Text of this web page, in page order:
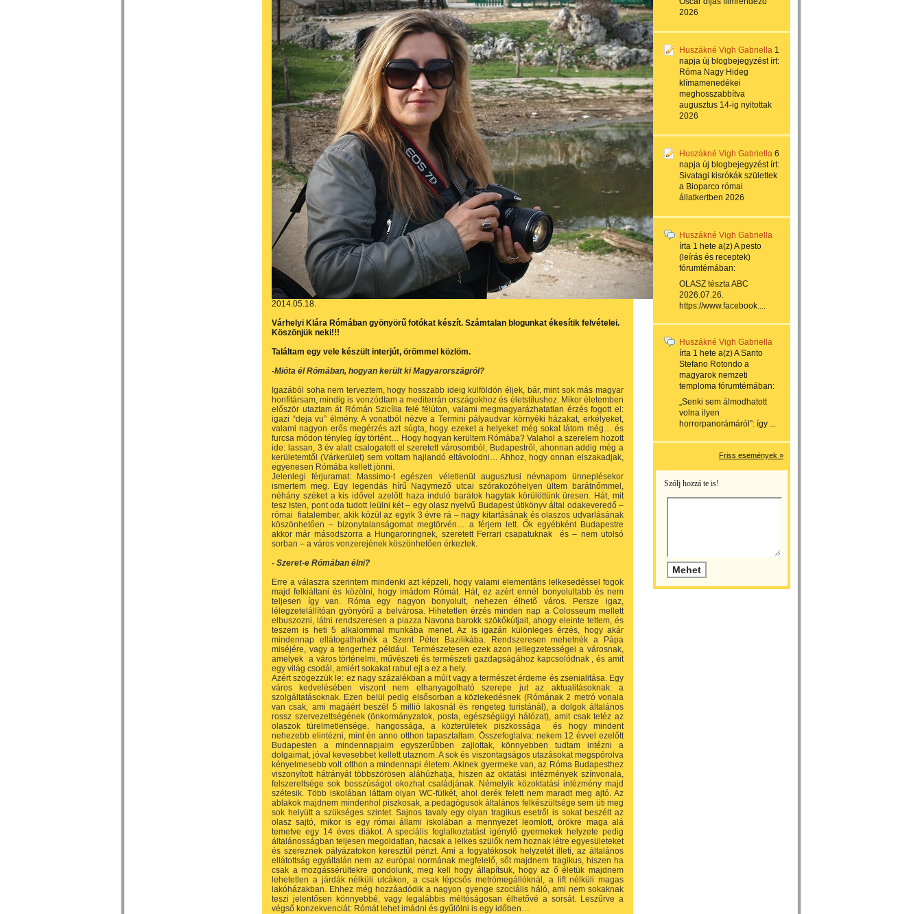
2014.05.18.
Várhelyi Klára Rómában gyönyörű fotókat készít. Számtalan blogunkat ékesítik felvételei.
Köszönjük neki!!!
Találtam egy vele készült interjút, örömmel közlöm.
-Mióta él Rómában, hogyan került ki Magyarországról?
Igazából soha nem terveztem, hogy hosszabb ideig külföldön éljek, bár, mint sok más magyar
honfitársam, mindig is vonzódtam a mediterrán országokhoz és életstílushoz. Mikor életemben
először utaztam át Rómán Szicília felé félúton, valami megmagyarázhatatlan érzés fogott el:
igazi “deja vu” élmény. A vonatból nézve a Termini pályaudvar környéki házakat, erkélyeket,
valami nagyon erős megérzés azt súgta, hogy ezeket a helyeket még sokat látom még… és
furcsa módon tényleg így történt… Hogy hogyan kerültem Rómába? Valahol a szerelem hozott
ide: lassan, 3 év alatt csalogatott el szeretett városomból, Budapestről, ahonnan addig még a
kerületemtől (Várkerület) sem voltam hajlandó eltávolodni… Ahhoz, hogy onnan elszakadjak,
egyenesen Rómába kellett jönni.
Jelenlegi férjuramat: Massimo-t egészen véletlenül augusztusi névnapom ünneplésekor
ismertem meg. Egy legendás hírű Nagymező utcai szórakozóhelyen ültem barátnőmmel,
néhány széket a kis idővel azelőtt haza induló barátok hagytak körülöttünk üresen. Hát, mit
tesz Isten, pont oda tudott leülni két – egy olasz nyelvű Budapest útikönyv által odakeveredő –
római fiatalember, akik közül az egyik 3 évre rá – nagy kitartásának és olaszos udvarlásának
köszönhetően – bizonytalanságomat megtörvén… a férjem lett. Ők egyébként Budapestre
akkor már másodszorra a Hungaroringnek, szeretett Ferrari csapatuknak és – nem utolsó
sorban – a város vonzerejének köszönhetően érkeztek.
- Szeret-e Rómában élni?
Erre a válaszra szerintem mindenki azt képzeli, hogy valami elementáris lelkesedéssel fogok
majd felkiáltani és közölni, hogy imádom Rómát. Hát, ez azért ennél bonyolultabb és nem
teljesen így van. Róma egy nagyon bonyolult, nehezen élhető város. Persze igaz,
lélegzetelállítóan gyönyörű a belvárosa. Hihetetlen érzés minden nap a Colosseum mellett
elbuszozni, látni rendszeresen a piazza Navona barokk szökőkútjait, ahogy eleinte tettem, és
teszem is heti 5 alkalommal munkába menet. Az is igazán különleges érzés, hogy akár
mindennap ellátogathatnék a Szent Péter Bazilikába. Rendszeresen mehetnék a Pápa
miséjére, vagy a tengerhez például. Természetesen ezek azon jellegzetességei a városnak,
amelyek a város történelmi, művészeti és természeti gazdagságához kapcsolódnak , és amit
egy világ csodál, amiért sokakat rabul ejt a ez a hely.
Azért szögezzük le: ez nagy százalékban a múlt vagy a természet érdeme és zsenialitása. Egy
város kedvelésében viszont nem elhanyagolható szerepe jut az aktualitásoknak: a
szolgáltatásoknak. Ezen belül pedig elsősorban a közlekedésnek (Rómának 2 metró vonala
van csak, ami magáért beszél 5 millió lakosnál és rengeteg turistánál), a dolgok általános
rossz szervezettségének (önkormányzatok, posta, egészségügyi hálózat), amit csak tetéz az
olaszok türelmetlensége, hangossága, a közterületek piszkossága és hogy mindent
nehezebb elintézni, mint én anno otthon tapasztaltam. Összefoglalva: nekem 12 évvel ezelőtt
Budapesten a mindennapjaim egyszerűbben zajlottak, könnyebben tudtam intézni a
dolgaimat, jóval kevesebbet kellett utaznom. A sok és viszontagságos utazásokat megspórolva
kényelmesebb volt otthon a mindennapi életem. Akinek gyermeke van, az Róma Budapesthez
viszonyított hátrányát többszörösen aláhúzhatja, hiszen az oktatási intézmények színvonala,
felszereltsége sok bosszúságot okozhat családjának. Némelyik közoktatási intézmény majd
szétesik. Több iskolában láttam olyan WC-fülkét, ahol derék felett nem maradt meg ajtó. Az
ablakok majdnem mindenhol piszkosak, a pedagógusok általános felkészültsége sem üti meg
sok helyütt a szükséges szintet. Sajnos tavaly egy olyan tragikus esetről is sokat beszélt az
olasz sajtó, mikor is egy római állami iskolában a mennyezet leomlott, örökre maga alá
temetve egy 14 éves diákot. A speciális foglalkoztatást igénylő gyermekek helyzete pedig
általánosságban teljesen megoldatlan, hacsak a lelkes szülők nem hoznak létre egyesületeket
és szereznek pályázatokon keresztül pénzt. Ami a fogyatékosok helyzetét illeti, az általános
ellátottság egyáltalán nem az európai normának megfelelő, sőt majdnem tragikus, hiszen ha
csak a mozgássérültekre gondolunk, meg kell hogy állapítsuk, hogy az ő életük majdnem
lehetetlen a járdák nélküli utcákon, a csak lépcsős metrómegállóknál, a lift nélküli magas
lakóházakban. Ehhez még hozzáadódik a nagyon gyenge szociális háló, ami nem sokaknak
teszi jelentősen könnyebbé, vagy legalábbis méltóságosan élhetővé a sorsát. Leszűrve a
végső konzekvenciát: Rómát lehet imádni és gyűlölni is egy időben…
2026
Huszákné Vigh Gabriella 1
napja új blogbejegyzést írt:
Róma Nagy Hideg
klímamenedékei
meghosszabbítva
augusztus 14-ig nyitottak
2026
Huszákné Vigh Gabriella 6
napja új blogbejegyzést írt:
Sivatagi kisrókák születtek
a Bioparco római
állatkertben 2026
Huszákné Vigh Gabriella
írta 1 hete a(z)A pesto
(leírás és receptek)
fórumtémában:
OLASZ tészta ABC
2026.07.26.
https://www.facebook....
Huszákné Vigh Gabriella
írta 1 hete a(z)A Santo
Stefano Rotondo a
magyarok nemzeti
temploma fórumtémában:
„Senki sem álmodhatott
volna ilyen
horrorpanorámáról”: így ...
Friss események »
Szólj hozzá te is!